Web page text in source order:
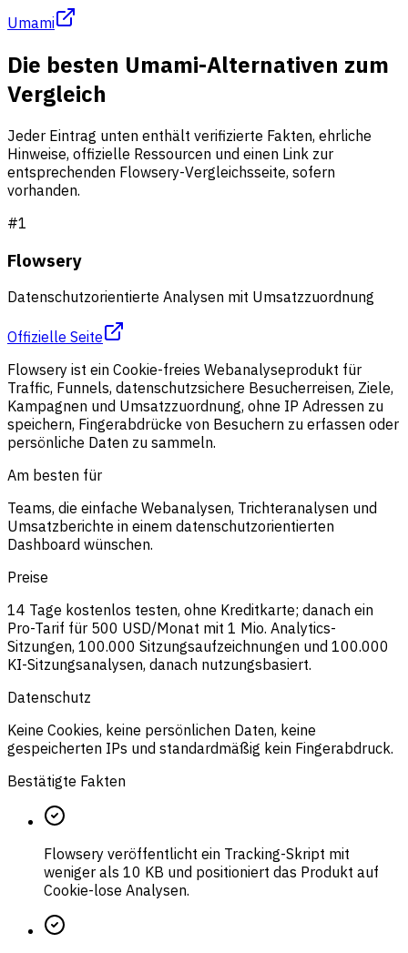
Umami
Die besten Umami-Alternativen zum
Vergleich
Jeder Eintrag unten enthält verifizierte Fakten, ehrliche
Hinweise, offizielle Ressourcen und einen Link zur
entsprechenden Flowsery-Vergleichsseite, sofern
vorhanden.
#1
Flowsery
Datenschutzorientierte Analysen mit Umsatzzuordnung
Offizielle Seite
Flowsery ist ein Cookie-freies Webanalyseprodukt für
Traffic, Funnels, datenschutzsichere Besucherreisen, Ziele,
Kampagnen und Umsatzzuordnung, ohne IP Adressen zu
speichern, Fingerabdrücke von Besuchern zu erfassen oder
persönliche Daten zu sammeln.
Am besten für
Teams, die einfache Webanalysen, Trichteranalysen und
Umsatzberichte in einem datenschutzorientierten
Dashboard wünschen.
Preise
14 Tage kostenlos testen, ohne Kreditkarte; danach ein
Pro-Tarif für 500 USD/Monat mit 1 Mio. Analytics-
Sitzungen, 100.000 Sitzungsaufzeichnungen und 100.000
KI-Sitzungsanalysen, danach nutzungsbasiert.
Datenschutz
Keine Cookies, keine persönlichen Daten, keine
gespeicherten IPs und standardmäßig kein Fingerabdruck.
Bestätigte Fakten
Flowsery veröffentlicht ein Tracking-Skript mit
weniger als 10 KB und positioniert das Produkt auf
Cookie-lose Analysen.